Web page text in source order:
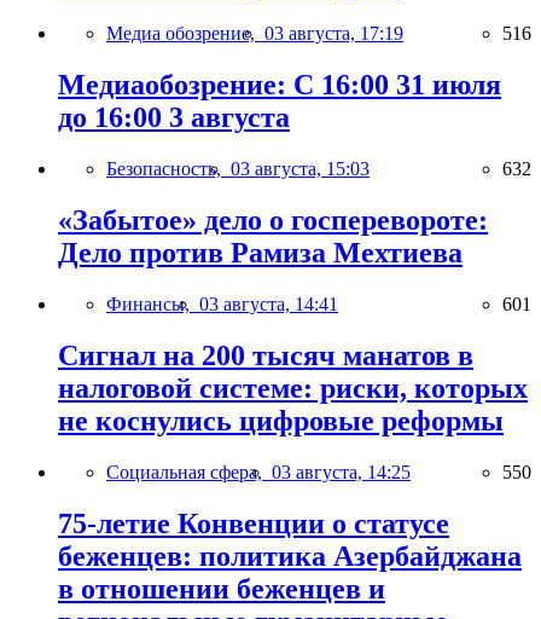
Медиа обозрение, 03 августа, 17:19 516
Медиаобозрение: С 16:00 31 июля
до 16:00 3 августа
Безопасность, 03 августа, 15:03 632
«Забытое» дело о госперевороте:
Дело против Рамиза Мехтиева
Финансы, 03 августа, 14:41 601
Сигнал на 200 тысяч манатов в
налоговой системе: риски, которых
не коснулись цифровые реформы
Социальная сфера, 03 августа, 14:25 550
75-летие Конвенции о статусе
беженцев: политика Азербайджана
в отношении беженцев и